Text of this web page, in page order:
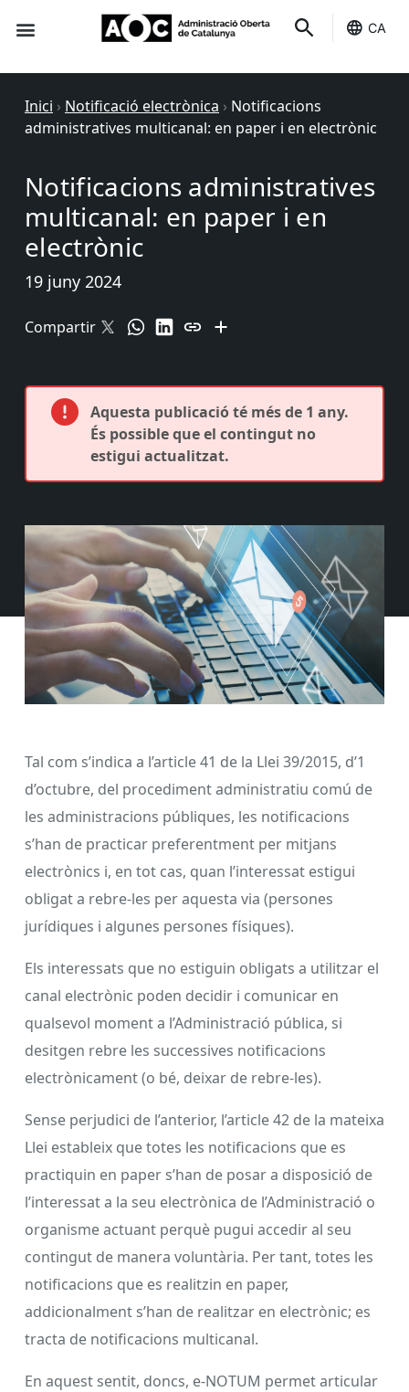
CA
Inici › Notificació electrònica › Notificacions
administratives multicanal: en paper i en electrònic
Notificacions administratives
multicanal: en paper i en
electrònic
19 juny 2024
Compartir
Aquesta publicació té més de 1 any.
És possible que el contingut no
estigui actualitzat.
Tal com s’indica a l’article 41 de la Llei 39/2015, d’1
d’octubre, del procediment administratiu comú de
les administracions públiques, les notificacions
s’han de practicar preferentment per mitjans
electrònics i, en tot cas, quan l’interessat estigui
obligat a rebre-les per aquesta via (persones
jurídiques i algunes persones físiques).
Els interessats que no estiguin obligats a utilitzar el
canal electrònic poden decidir i comunicar en
qualsevol moment a l’Administració pública, si
desitgen rebre les successives notificacions
electrònicament (o bé, deixar de rebre-les).
Sense perjudici de l’anterior, l’article 42 de la mateixa
Llei estableix que totes les notificacions que es
practiquin en paper s’han de posar a disposició de
l’interessat a la seu electrònica de l’Administració o
organisme actuant perquè pugui accedir al seu
contingut de manera voluntària. Per tant, totes les
notificacions que es realitzin en paper,
addicionalment s’han de realitzar en electrònic; es
tracta de notificacions multicanal.
En aquest sentit, doncs, e-NOTUM permet articular